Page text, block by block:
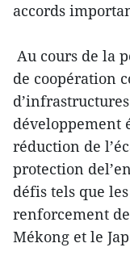
accords
Au cours de la
de coopération
développement
réduction de
protection
défis tels que
renforcement
Mékong et le